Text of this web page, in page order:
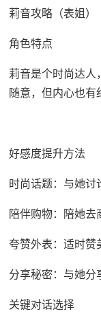
莉音攻略（表姐）
角色特点
莉音是个时尚达人
随意，但内心也有
好感度提升方法
时尚话题：与她讨
陪伴购物：陪她去
夸赞外表：适时赞
分享秘密：与她分
关键对话选择